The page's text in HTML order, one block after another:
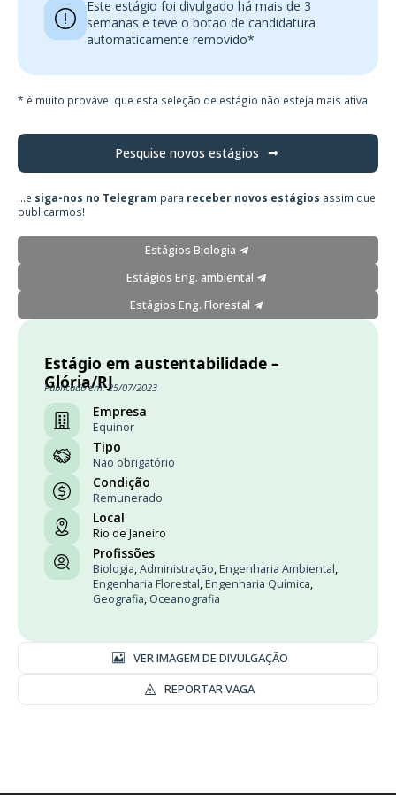
Este estágio foi divulgado há mais de 3
semanas e teve o botão de candidatura
automaticamente removido*
* é muito provável que esta seleção de estágio não esteja mais ativa
Pesquise novos estágios
...e siga-nos no Telegram para receber novos estágios assim que
publicarmos!
Estágios Biologia
Estágios Eng. ambiental
Estágios Eng. Florestal
Estágio em austentabilidade –
Glória/RJ
Publicado em: 25/07/2023
Empresa
Equinor
Tipo
Não obrigatório
Condição
Remunerado
Local
Rio de Janeiro
Profissões
Biologia,Administração, Engenharia Ambiental,
Engenharia Florestal, Engenharia Química,
Geografia, Oceanografia
VER IMAGEM DE DIVULGAÇÃO
REPORTAR VAGA